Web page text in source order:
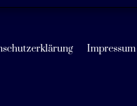
Impressum